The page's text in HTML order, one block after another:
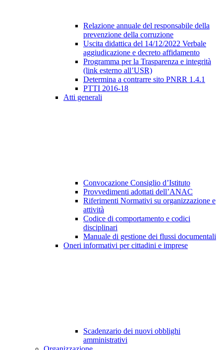
Relazione annuale del responsabile della
prevenzione della corruzione
Uscita didattica del 14/12/2022 Verbale
aggiudicazione e decreto affidamento
Programma per la Trasparenza e integrità
(link esterno all’USR)
Determina a contrarre sito PNRR 1.4.1
PTTI 2016-18
Atti generali
Convocazione Consiglio d’Istituto
Provvedimenti adottati dell’ANAC
Riferimenti Normativi su organizzazione e
attività
Codice di comportamento e codici
disciplinari
Manuale di gestione dei flussi documentali
Oneri informativi per cittadini e imprese
Scadenzario dei nuovi obblighi
amministrativi